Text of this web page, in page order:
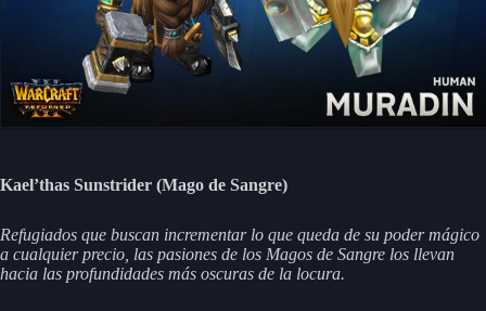
Kael’thas Sunstrider (Mago de Sangre)
Refugiados que buscan incrementar lo que queda de su poder mágico
a cualquier precio, las pasiones de los Magos de Sangre los llevan
hacia las profundidades más oscuras de la locura.